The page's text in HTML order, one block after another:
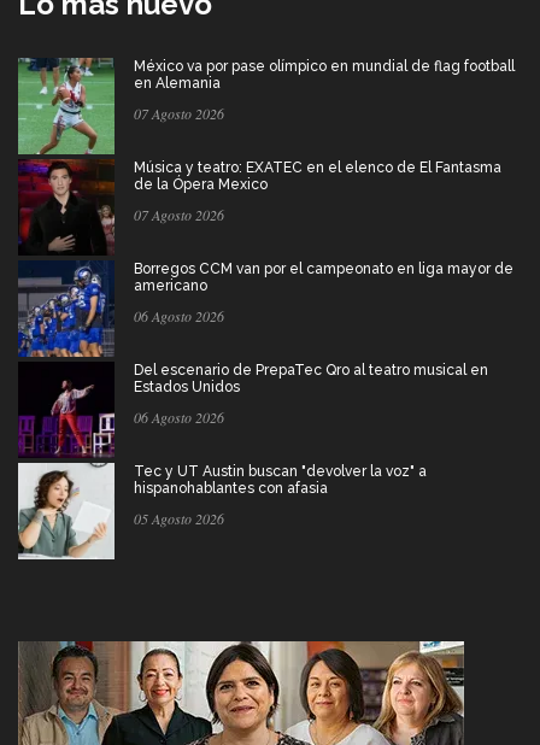
México va por pase olímpico en mundial de flag football
en Alemania
07 Agosto 2026
Música y teatro: EXATEC en el elenco de El Fantasma
de la Ópera Mexico
07 Agosto 2026
Borregos CCM van por el campeonato en liga mayor de
americano
06 Agosto 2026
Del escenario de PrepaTec Qro al teatro musical en
Estados Unidos
06 Agosto 2026
Tec y UT Austin buscan "devolver la voz" a
hispanohablantes con afasia
05 Agosto 2026